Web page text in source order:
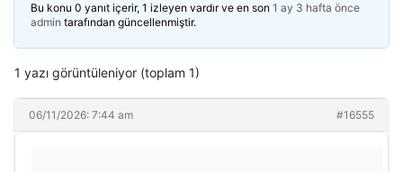
Bu konu 0 yanıt içerir, 1 izleyen vardır ve en son 1 ay 3 hafta önce
admin tarafından güncellenmiştir.
1 yazı görüntüleniyor (toplam 1)
06/11/2026: 7:44 am #16555